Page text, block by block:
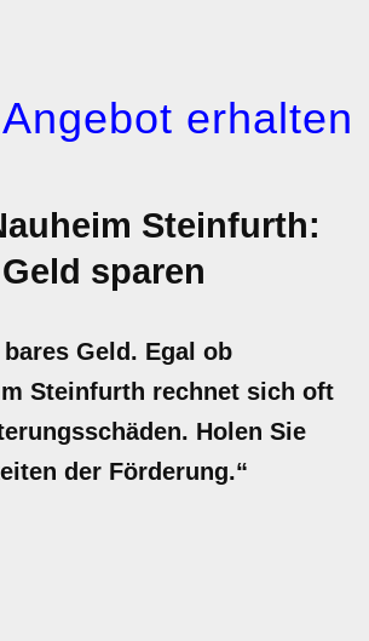
erhalten
Steinfurth:
Geld sparen
Geld. Egal ob
Steinfurth rechnet sich oft
Holen Sie
der Förderung.“